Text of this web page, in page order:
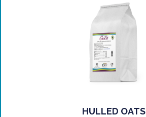
HULLED OATS